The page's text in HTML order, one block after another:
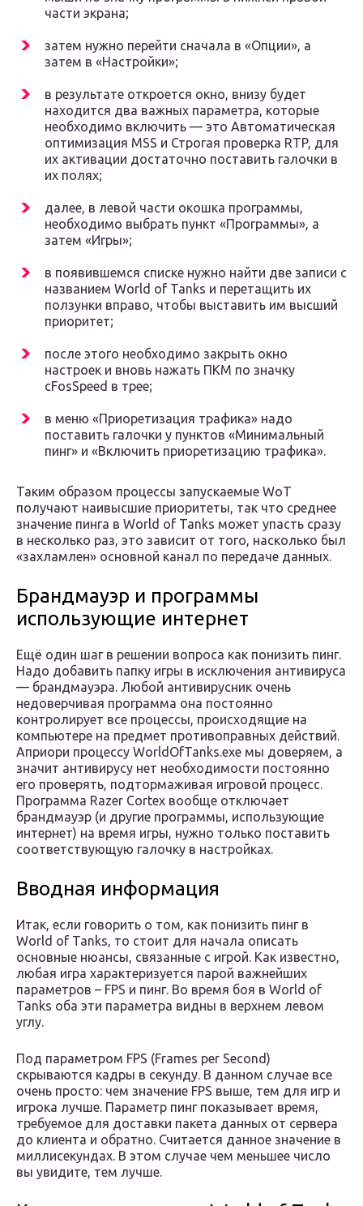
части экрана;
затем нужно перейти сначала в «Опции», а
затем в «Настройки»;
в результате откроется окно, внизу будет
находится два важных параметра, которые
необходимо включить — это Автоматическая
оптимизация MSS и Строгая проверка RTP, для
их активации достаточно поставить галочки в
их полях;
далее, в левой части окошка программы,
необходимо выбрать пункт «Программы», а
затем «Игры»;
в появившемся списке нужно найти две записи с
названием World of Tanks и перетащить их
ползунки вправо, чтобы выставить им высший
приоритет;
после этого необходимо закрыть окно
настроек и вновь нажать ПКМ по значку
cFosSpeed в трее;
в меню «Приоретизация трафика» надо
поставить галочки у пунктов «Минимальный
пинг» и «Включить приоретизацию трафика».
Таким образом процессы запускаемые WoT
получают наивысшие приоритеты, так что среднее
значение пинга в World of Tanks может упасть сразу
в несколько раз, это зависит от того, насколько был
«захламлен» основной канал по передаче данных.
Брандмауэр и программы
использующие интернет
Ещё один шаг в решении вопроса как понизить пинг.
Надо добавить папку игры в исключения антивируса
— брандмауэра. Любой антивирусник очень
недоверчивая программа она постоянно
контролирует все процессы, происходящие на
компьютере на предмет противоправных действий.
Априори процессу WorldOfTanks.exe мы доверяем, а
значит антивирусу нет необходимости постоянно
его проверять, подтормаживая игровой процесс.
Программа Razer Cortex вообще отключает
брандмауэр (и другие программы, использующие
интернет) на время игры, нужно только поставить
соответствующую галочку в настройках.
Вводная информация
Итак, если говорить о том, как понизить пинг в
World of Tanks, то стоит для начала описать
основные нюансы, связанные с игрой. Как известно,
любая игра характеризуется парой важнейших
параметров – FPS и пинг. Во время боя в World of
Tanks оба эти параметра видны в верхнем левом
углу.
Под параметром FPS (Frames per Second)
скрываются кадры в секунду. В данном случае все
очень просто: чем значение FPS выше, тем для игр и
игрока лучше. Параметр пинг показывает время,
требуемое для доставки пакета данных от сервера
до клиента и обратно. Считается данное значение в
миллисекундах. В этом случае чем меньшее число
вы увидите, тем лучше.